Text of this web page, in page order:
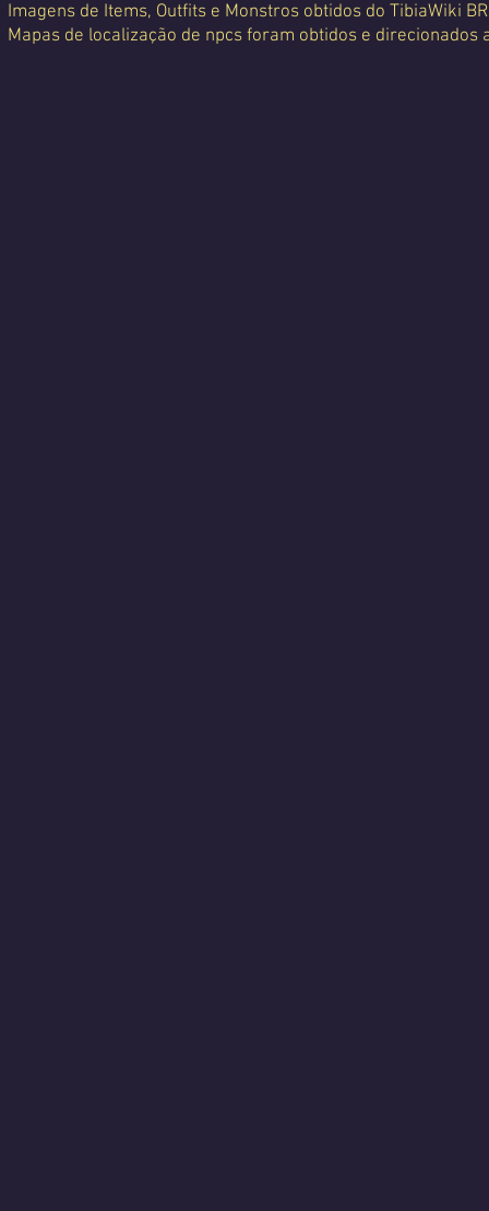
Imagens de Items, Outfits e Monstros obtidos do TibiaWiki
Mapas de localização de npcs foram obtidos e direcionados